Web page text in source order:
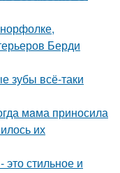
Берди
зубы всё-таки
мaма приносила
их
стильное и